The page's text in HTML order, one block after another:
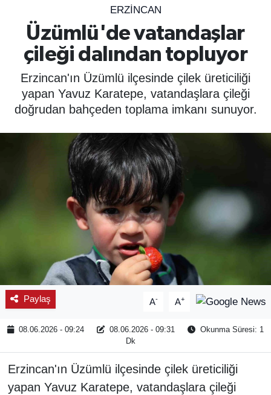
ERZINCAN
Üzümlü'de vatandaşlar
çileği dalından topluyor
Erzincan'ın Üzümlü ilçesinde çilek üreticiliği
yapan Yavuz Karatepe, vatandaşlara çileği
doğrudan bahçeden toplama imkanı sunuyor.
Paylaş A- A+
08.06.2026 - 09:24 08.06.2026 - 09:31
Okunma Süresi: 1
Dk
Erzincan'ın Üzümlü ilçesinde çilek üreticiliği
yapan Yavuz Karatepe, vatandaşlara çileği
SPOR
ÇEVRE
YAŞAM
BİLİM - TEKNOLOJİ
KÜLTÜR SANAT
MAGAZİN